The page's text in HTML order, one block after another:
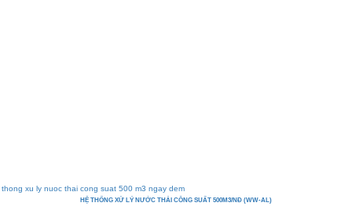
HỆ THỐNG XỬ LÝ NƯỚC THẢI CÔNG SUẤT 500M3/NĐ (WW-AL)